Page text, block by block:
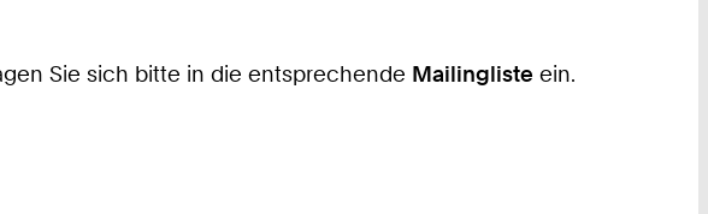
Sie sich bitte in die entsprechende Mailingliste ein.